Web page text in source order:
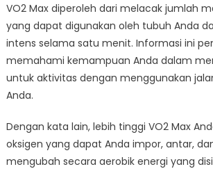
VO2 Max diperoleh dari melacak jumlah
yang dapat digunakan oleh tubuh Anda
intens selama satu menit. Informasi ini
memahami kemampuan Anda dalam
untuk aktivitas dengan menggunakan
Anda.
Dengan kata lain, lebih tinggi VO2 Max
oksigen yang dapat Anda impor, antar,
mengubah secara aerobik energi yang